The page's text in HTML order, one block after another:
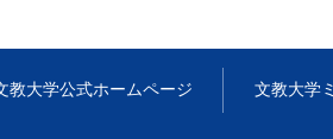
教大学公式ホームページ 文教大学